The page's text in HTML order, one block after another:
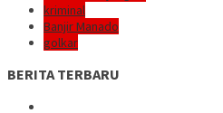
kriminal
Banjir Manado
golkar
BERITA TERBARU